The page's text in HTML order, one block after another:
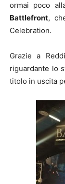
ormai poco
Battlefront,
Celebration.
Grazie a
riguardante lo
titolo in uscita